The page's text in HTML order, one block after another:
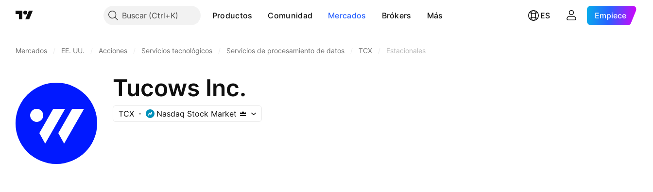
Buscar Productos Comunidad Mercados Brókers Más ES Empiece
Mercados EE. UU. Acciones Servicios tecnológicos Servicios de procesamiento de datos TCX Estacionales
Tucows Inc.
TCX Nasdaq Stock Market